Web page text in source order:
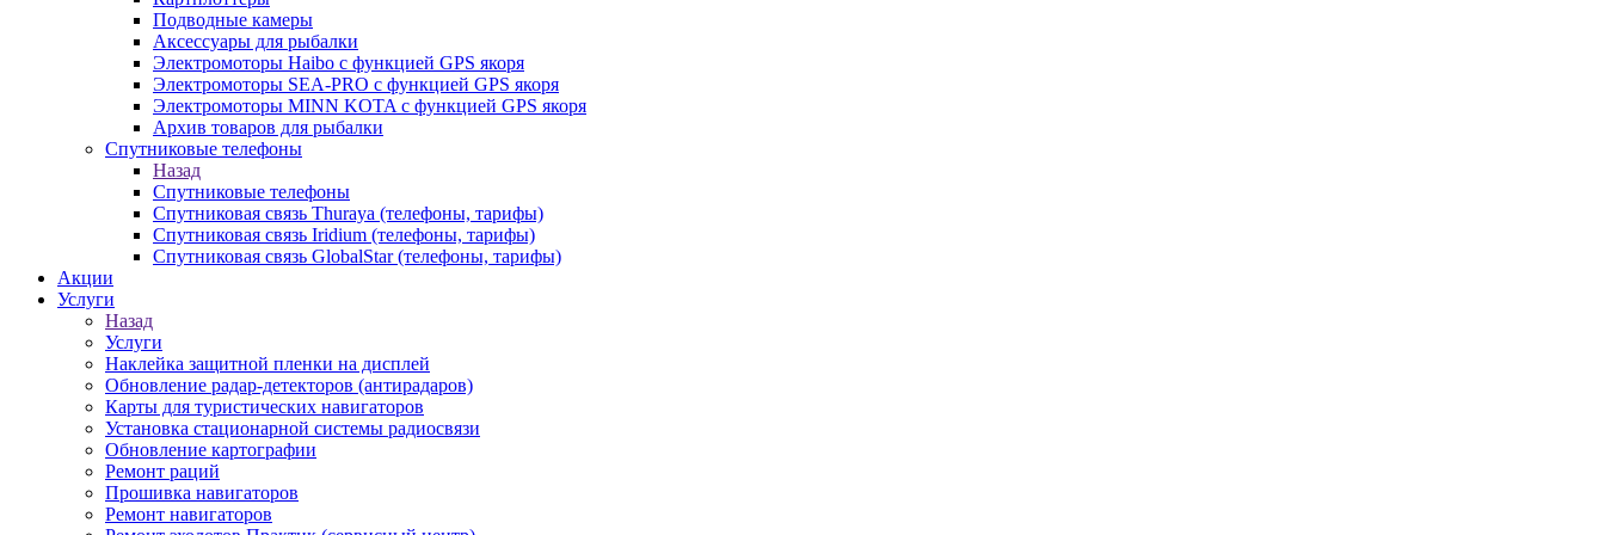
Подводные камеры
Аксессуары для рыбалки
Электромоторы Haibo с функцией GPS якоря
Электромоторы SEA-PRO с функцией GPS якоря
Электромоторы MINN KOTA с функцией GPS якоря
Архив товаров для рыбалки
Спутниковые телефоны
Назад
Спутниковые телефоны
Спутниковая связь Thuraya (телефоны, тарифы)
Спутниковая связь Iridium (телефоны, тарифы)
Спутниковая связь GlobalStar (телефоны, тарифы)
Акции
Услуги
Назад
Услуги
Наклейка защитной пленки на дисплей
Обновление радар-детекторов (антирадаров)
Карты для туристических навигаторов
Установка стационарной системы радиосвязи
Обновление картографии
Ремонт раций
Прошивка навигаторов
Ремонт навигаторов